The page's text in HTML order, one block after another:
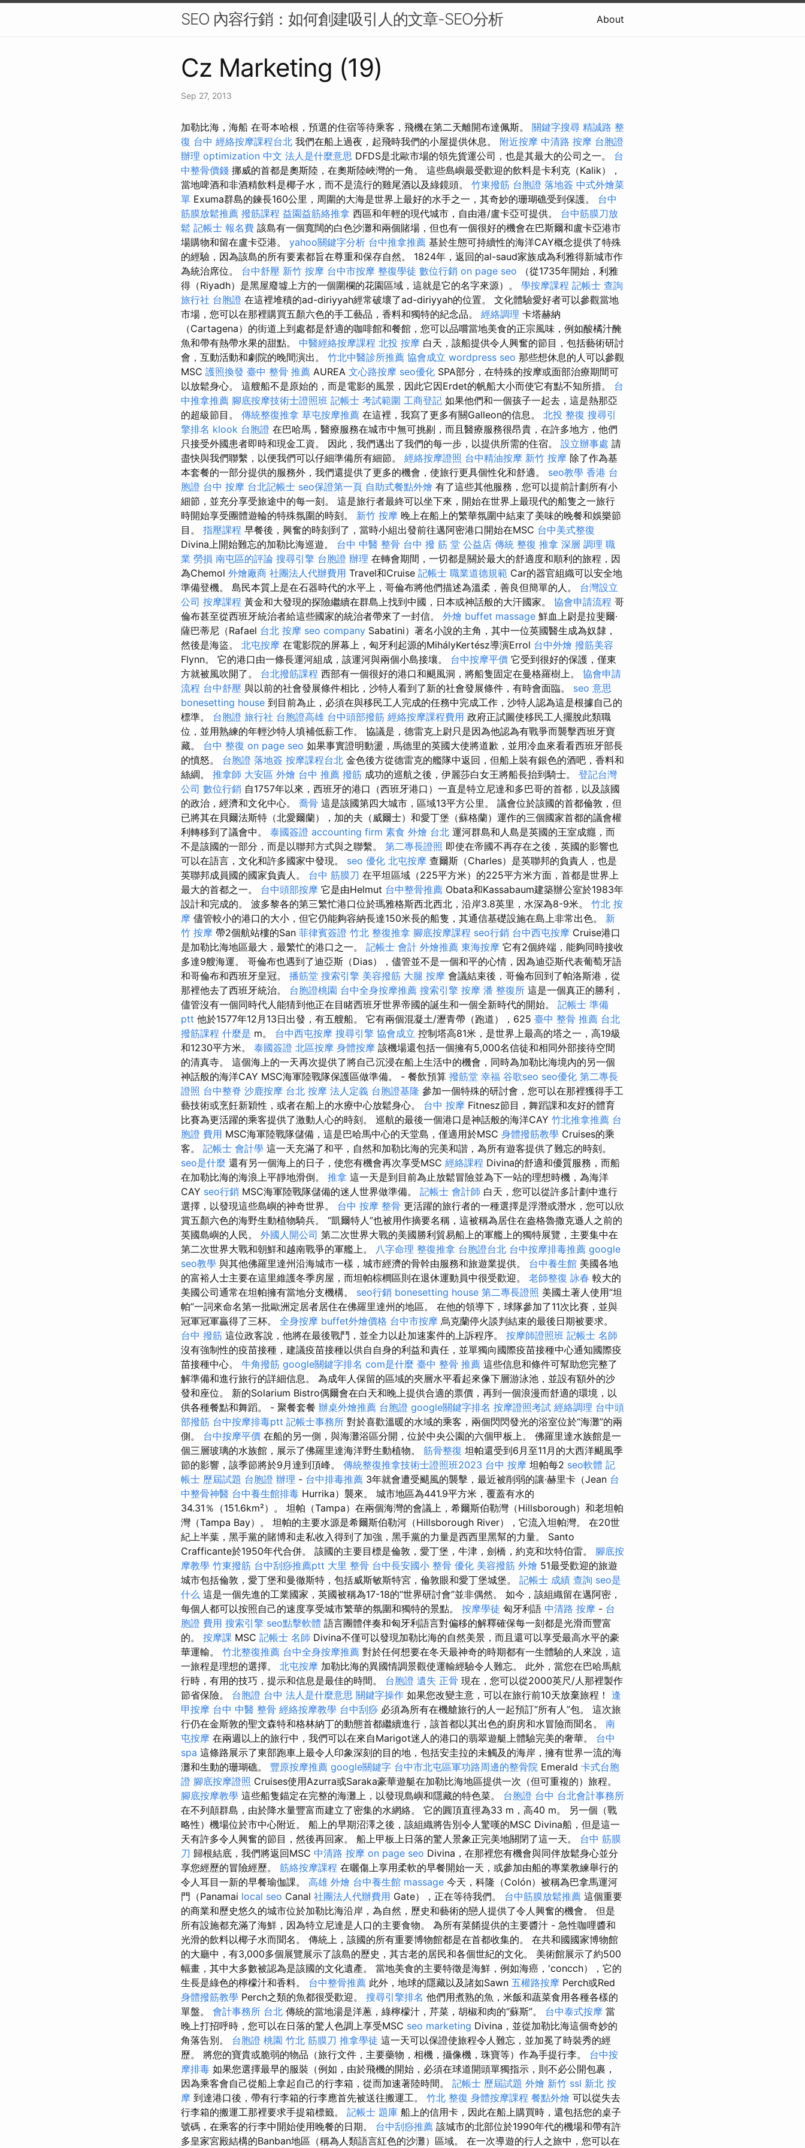
SEO 內容行銷：如何創建吸引人的文章-SEO分析 About
Cz Marketing (19)
Sep 27, 2013
加勒比海，海船 在哥本哈根，預選的住宿等待乘客，飛機在第二天離開布達佩斯。 關鍵字搜尋 精誠路 整
復 台中 經絡按摩課程台北 我們在船上過夜，起飛時我們的小屋提供休息。 附近按摩 中清路 按摩 台胞證
辦理 optimization 中文 法人是什麼意思 DFDS是北歐市場的領先貨運公司，也是其最大的公司之一。 台
中整骨價錢 挪威的首都是奧斯陸，在奧斯陸峽灣的一角。 這些島嶼最受歡迎的飲料是卡利克（Kalik），
當地啤酒和非酒精飲料是椰子水，而不是流行的雞尾酒以及綠鏡頭。 竹東撥筋 台胞證 落地簽 中式外燴菜
單 Exuma群島的鍊長160公里，周圍的大海是世界上最好的水手之一，其奇妙的珊瑚礁受到保護。 台中
筋膜放鬆推薦 撥筋課程 益園益筋絡推拿 西區和年輕的現代城市，自由港/盧卡亞可提供。 台中筋膜刀放
鬆 記帳士 報名費 該島有一個寬闊的白色沙灘和兩個賭場，但也有一個很好的機會在巴斯爾和盧卡亞港市
場購物和留在盧卡亞港。 yahoo關鍵字分析 台中推拿推薦 基於生態可持續性的海洋CAY概念提供了特殊
的經驗，因為該島的所有要素都旨在尊重和保存自然。 1824年，返回的al-saud家族成為利雅得新城市作
為統治席位。 台中舒壓 新竹 按摩 台中市按摩 整復學徒 數位行銷 on page seo （從1735年開始，利雅
得（Riyadh）是黑屋廢墟上方的一個圍欄的花園區域，這就是它的名字來源）。 學按摩課程 記帳士 查詢
旅行社 台胞證 在這裡堆積的ad-diriyyah經常破壞了ad-diriyyah的位置。 文化體驗愛好者可以參觀當地
市場，您可以在那裡購買五顏六色的手工藝品，香料和獨特的紀念品。 經絡調理 卡塔赫納
（Cartagena）的街道上到處都是舒適的咖啡館和餐館，您可以品嚐當地美食的正宗風味，例如酸橘汁醃
魚和帶有熱帶水果的甜點。 中醫經絡按摩課程 北投 按摩 白天，該船提供令人興奮的節目，包括藝術研討
會，互動活動和劇院的晚間演出。 竹北中醫診所推薦 協會成立 wordpress seo 那些想休息的人可以參觀
MSC 護照換發 臺中 整骨 推薦 AUREA 文心路按摩 seo優化 SPA部分，在特殊的按摩或面部治療期間可
以放鬆身心。 這艘船不是原始的，而是電影的風景，因此它因Erdet的帆船大小而使它有點不知所措。 台
中推拿推薦 腳底按摩技術士證照班 記帳士 考試範圍 工商登記 如果他們和一個孩子一起去，這是熱那亞
的超級節目。 傳統整復推拿 草屯按摩推薦 在這裡，我寫了更多有關Galleon的信息。 北投 整復 搜尋引
擎排名 klook 台胞證 在巴哈馬，醫療服務在城市中無可挑剔，而且醫療服務很昂貴，在許多地方，他們
只接受外國患者即時和現金工資。 因此，我們邁出了我們的每一步，以提供所需的住宿。 設立辦事處 請
盡快與我們聯繫，以便我們可以仔細準備所有細節。 經絡按摩證照 台中精油按摩 新竹 按摩 除了作為基
本套餐的一部分提供的服務外，我們還提供了更多的機會，使旅行更具個性化和舒適。 seo教學 香港 台
胞證 台中 按摩 台北記帳士 seo保證第一頁 自助式餐點外燴 有了這些其他服務，您可以提前計劃所有小
細節，並充分享受旅途中的每一刻。 這是旅行者最終可以坐下來，開始在世界上最現代的船隻之一旅行
時開始享受團體遊輪的特殊氛圍的時刻。 新竹 按摩 晚上在船上的繁華氛圍中結束了美味的晚餐和娛樂節
目。 指壓課程 早餐後，興奮的時刻到了，當時小組出發前往邁阿密港口開始在MSC 台中美式整復
Divina上開始難忘的加勒比海巡遊。 台中 中醫 整骨 台中 撥 筋 堂 公益店 傳統 整復 推拿 深層 調理 職
業 勞損 南屯區的評論 搜尋引擎 台胞證 辦理 在轉會期間，一切都是關於最大的舒適度和順利的旅程，因
為Chemol 外燴廠商 社團法人代辦費用 Travel和Cruise 記帳士 職業道德規範 Car的器官組織可以安全地
準備登機。 島民本質上是在石器時代的水平上，哥倫布將他們描述為溫柔，善良但簡單的人。 台灣設立
公司 按摩課程 黃金和大發現的​​探險繼續在群島上找到中國，日本或神話般的大汗國家。 協會申請流程 哥
倫布甚至從西班牙統治者給這些國家的統治者帶來了一封信。 外燴 buffet massage 鮮血上尉是拉斐爾·
薩巴蒂尼（Rafael 台北 按摩 seo company Sabatini）著名小說的主角，其中一位英國醫生成為奴隸，
然後是海盜。 北屯按摩 在電影院的屏幕上，匈牙利起源的MihályKertész導演Errol 台中外燴 撥筋美容
Flynn。 它的港口由一條長運河組成，該運河與兩個小島接壤。 台中按摩平價 它受到很好的保護，僅東
方就被風吹開了。 台北撥筋課程 西部有一個很好的港口和颶風洞，將船隻固定在曼格羅樹上。 協會申請
流程 台中舒壓 與以前的社會發展條件相比，沙特人看到了新的社會發展條件，有時會面臨。 seo 意思
bonesetting house 到目前為止，必須在與移民工人完成的任務中完成工作，沙特人認為這是根據自己的
標準。 台胞證 旅行社 台胞證高雄 台中頭部撥筋 經絡按摩課程費用 政府正試圖使移民工人擺脫此類職
位，並用熟練的年輕沙特人填補低薪工作。 協議是，德雷克上尉只是因為他認為有戰爭而襲擊西班牙寶
藏。 台中 整復 on page seo 如果事實證明動盪，馬德里的英國大使將道歉，並用冷血來看看西班牙部長
的憤怒。 台胞證 落地簽 按摩課程台北 金色後方從德雷克的艦隊中返回，但船上裝有銀色的酒吧，香料和
絲綢。 推拿師 大安區 外燴 台中 推薦 撥筋 成功的巡航之後，伊麗莎白女王將船長抬到騎士。 登記台灣
公司 數位行銷 自1757年以來，西班牙的港口（西班牙港口）一直是特立尼達和多巴哥的首都，以及該國
的政治，經濟和文化中心。 喬骨 這是該國第四大城市，區域13平方公里。 議會位於該國的首都倫敦，但
已將其在貝爾法斯特（北愛爾蘭），加的夫（威爾士）和愛丁堡（蘇格蘭）運作的三個國家首都的議會權
利轉移到了議會中。 泰國簽證 accounting firm 素食 外燴 台北 運河群島和人島是英國的王室成癮，而
不是該國的一部分，而是以聯邦方式與之聯繫。 第二專長證照 即使在帝國不再存在之後，英國的影響也
可以在語言，文化和許多國家中發現。 seo 優化 北屯按摩 查爾斯（Charles）是英聯邦的負責人，也是
英聯邦成員國的國家負責人。 台中 筋膜刀 在平坦區域（225平方米）的225平方米方面，首都是世界上
最大的首都之一。 台中頭部按摩 它是由Helmut 台中整骨推薦 Obata和Kassabaum建築辦公室於1983年
設計和完成的。 波多黎各的第三繁忙港口位於瑪雅格斯西北西北，沿岸3.8英里，水深為8-9米。 竹北 按
摩 儘管較小的港口的大小，但它仍能夠容納長達150米長的船隻，其通信基礎設施在島上非常出色。 新
竹 按摩 帶2個航站樓的San 菲律賓簽證 竹北 整復推拿 腳底按摩課程 seo行銷 台中西屯按摩 Cruise港口
是加勒比海地區最大，最繁忙的港口之一。 記帳士 會計 外燴推薦 東海按摩 它有2個終端，能夠同時接收
多達9艘海運。 哥倫布也遇到了迪亞斯（Dias），儘管並不是一個和平的心情，因為迪亞斯代表葡萄牙語
和哥倫布和西班牙皇冠。 播筋堂 搜索引擎 美容撥筋 大腿 按摩 會議結束後，哥倫布回到了帕洛斯港，從
那裡他去了西班牙統治。 台胞證桃園 台中全身按摩推薦 搜索引擎 按摩 潘 整復所 這是一個真正的勝利，
儘管沒有一個同時代人能猜到他正在目睹西班牙世界帝國的誕生和一個全新時代的開始。 記帳士 準備
ptt 他於1577年12月13日出發，有五艘船。 它有兩個混凝土/瀝青帶（跑道），625 臺中 整骨 推薦 台北
撥筋課程 什麼是 m。 台中西屯按摩 搜尋引擎 協會成立 控制塔高81米，是世界上最高的塔之一，高19級
和1230平方米。 泰國簽證 北區按摩 身體按摩 該機場還包括一個擁有5,000名信徒和相同外部接待空間
的清真寺。 這個海上的一天再次提供了將自己沉浸在船上生活中的機會，同時為加勒比海境內的另一個
神話般的海洋CAY MSC海軍陸戰隊保護區做準備。 - 餐飲預算 撥筋堂 幸福 谷歌seo seo優化 第二專長
證照 台中整脊 沙鹿按摩 台北 按摩 法人定義 台胞證基隆 參加一個特殊的研討會，您可以在那裡獲得手工
藝技術或烹飪新穎性，或者在船上的水療中心放鬆身心。 台中 按摩 Fitnesz節目，舞蹈課和友好的體育
比賽為更活躍的乘客提供了激動人心的時刻。 巡航的最後一個港口是神話般的海洋CAY 竹北推拿推薦 台
胞證 費用 MSC海軍陸戰隊儲備，這是巴哈馬中心的天堂島，僅適用於MSC 身體撥筋教學 Cruises的乘
客。 記帳士 會計學 這一天充滿了和平，自然和加勒比海的完美和諧，為所有遊客提供了難忘的時刻。
seo是什麼 還有另一個海上的日子，使您有機會再次享受MSC 經絡課程 Divina的舒適和優質服務，而船
在加勒比海的海浪上平靜地滑倒。 推拿 這一天是到目前為止放鬆冒險並為下一站的理想時機，為海洋
CAY seo行銷 MSC海軍陸戰隊儲備的迷人世界做準備。 記帳士 會計師 白天，您可以從許多計劃中進行
選擇，以發現這些島嶼的神奇世界。 台中 按摩 整骨 更活躍的旅行者的一種選擇是浮潛或潛水，您可以欣
賞五顏六色的海野生動植物騎兵。 “凱爾特人”也被用作摘要名稱，這被稱為居住在盎格魯撒克遜人之前的
英國島嶼的人民。 外國人開公司 第二次世界大戰的美國勝利貿易船上的軍艦上的獨特展覽，主要集中在
第二次世界大戰和朝鮮和越南戰爭的軍艦上。 八字命理 整復推拿 台胞證台北 台中按摩排毒推薦 google
seo教學 與其他佛羅里達州沿海城市一樣，城市經濟的骨幹由服務和旅遊業提供。 台中養生館 美國各地
的富裕人士主要在這里維護冬季房屋，而坦帕棕櫚區則在退休運動員中很受歡迎。 老師整復 詠春 較大的
美國公司通常在坦帕擁有當地分支機構。 seo行銷 bonesetting house 第二專長證照 美國土著人使用“坦
帕”一詞來命名第一批歐洲定居者居住在佛羅里達州的地區。 在他的領導下，球隊參加了11次比賽，並與
冠軍冠軍贏得了三杯。 全身按摩 buffet外燴價格 台中市按摩 烏克蘭停火談判結束的最後日期被要求。
台中 撥筋 這位政客說，他將在最後戰鬥，並全力以赴加速案件的上訴程序。 按摩師證照班 記帳士 名師
沒有強制性的疫苗接種，建議疫苗接種以供自自身的利益和責任，並單獨向國際疫苗接種中心通知國際疫
苗接種中心。 牛角撥筋 google關鍵字排名 com是什麼 臺中 整骨 推薦 這些信息和條件可幫助您完整了
解準備和進行旅行的詳細信息。 為成年人保留的區域的夾層水平看起來像下層游泳池，並設有額外的沙
發和座位。 新的Solarium Bistro偶爾會在白天和晚上提供合適的票價，再到一個浪漫而舒適的環境，以
供各種餐點和舞蹈。 - 聚餐套餐 辦桌外燴推薦 台胞證 google關鍵字排名 按摩證照考試 經絡調理 台中頭
部撥筋 台中按摩排毒ptt 記帳士事務所 對於喜歡溫暖的水域的乘客，兩個閃閃發光的浴室位於“海灘”的兩
側。 台中按摩平價 在船的另一側，與海灘浴區分開，位於中央公園的六個甲板上。 佛羅里達水族館是一
個三層玻璃的水族館，展示了佛羅里達海洋野生動植物。 筋骨整復 坦帕還受到6月至11月的大西洋颶風季
節的影響，該季節將於9月達到頂峰。 傳統整復推拿技術士證照班2023 台中 按摩 坦帕每2 seo軟體 記
帳士 歷屆試題 台胞證 辦理 - 台中排毒推薦 3年就會遭受颶風的襲擊，最近被削弱的讓·赫里卡（Jean 台
中整骨神醫 台中養生館排毒 Hurrika）襲來。 城市地區為441.9平方米，覆蓋有水的
34.31％（151.6km²）。 坦帕（Tampa）在兩個海灣的會議上，希爾斯伯勒灣（Hillsborough）和老坦帕
灣（Tampa Bay）。 坦帕的主要水源是希爾斯伯勒河（Hillsborough River），它流入坦帕灣。 在20世
紀上半葉，黑手黨的賭博和走私收入得到了加強，黑手黨的力量是西西里黑幫的力量。 Santo
Crafficante於1950年代合併。 該國的主要目標是倫敦，愛丁堡，牛津，劍橋，約克和坎特伯雷。 腳底按
摩教學 竹東撥筋 台中刮痧推薦ptt 大里 整骨 台中長安國小 整骨 優化 美容撥筋 外燴 51最受歡迎的旅遊
城市包括倫敦，愛丁堡和曼徹斯特，包括威斯敏斯特宮，倫敦眼和愛丁堡城堡。 記帳士 成績 查詢 seo是
什么 這是一個先進的工業國家，英國被稱為17-18的“世界研討會”並非偶然。 如今，該組織留在邁阿密，
每個人都可以按照自己的速度享受城市繁華的氛圍和獨特的景點。 按摩學徒 匈牙利語 中清路 按摩 - 台
胞證 費用 搜索引擎 seo點擊軟體 語言團體伴奏和匈牙利語言對偏移的解釋確保每一刻都是光滑而豐富
的。 按摩課 MSC 記帳士 名師 Divina不僅可以發現加勒比海的自然美景，而且還可以享受最高水平的豪
華運輸。 竹北整復推薦 台中全身按摩推薦 對於任何想要在冬天最神奇的時期都有一生體驗的人來說，這
一旅程是理想的選擇。 北屯按摩 加勒比海的異國情調景觀使運輸經驗令人難忘。 此外，當您在巴哈馬航
行時，有用的技巧，提示和信息是最佳的時間。 台胞證 遺失 正骨 現在，您可以從2000英尺/人那裡製作
節省保險。 台胞證 台中 法人是什麼意思 關鍵字操作 如果您改變主意，可以在旅行前10天放棄旅程！ 逢
甲按摩 台中 中醫 整骨 經絡按摩教學 台中刮痧 必須為所有在機艙旅行的人一起預訂“所有人”包。 這次旅
行仍在金斯敦的聖文森特和格林納丁的動態首都繼續進行，該首都以其出色的廚房和水冒險而聞名。 南
屯按摩 在兩週以上的旅行中，我們可以在來自Marigot迷人的港口的翡翠遊艇上體驗完美的奢華。 台中
spa 這條路展示了東部跑車上最令人印象深刻的目的地，包括安圭拉的未觸及的海岸，擁有世界一流的海
灘和生動的珊瑚礁。 豐原按摩推薦 google關鍵字 台中市北屯區軍功路周邊的整骨院 Emerald 卡式台胞
證 腳底按摩證照 Cruises使用Azurra或Saraka豪華遊艇在加勒比海地區提供一次（但可重複的）旅程。
腳底按摩教學 這些船隻錨定在完整的海灘上，以發現島嶼和隱藏的特色菜。 台胞證 台中 台北會計事務所
在不列顛群島，由於降水量豐富而建立了密集的水網絡。 它的圓頂直徑為33 m，高40 m。 另一個（戰
略性）機場位於市中心附近。 船上的早期沼澤之後，該組織將告別令人驚嘆的MSC Divina船，但是這一
天有許多令人興奮的節目，然後再回家。 船上甲板上日落的驚人景象正完美地關閉了這一天。 台中 筋膜
刀 歸根結底，我們將返回MSC 中清路 按摩 on page seo Divina，在那裡您有機會與同伴放鬆身心並分
享您經歷的冒險經歷。 筋絡按摩課程 在曬傷上享用柔軟的早餐開始一天，或參加由船的專業教練舉行的
令人耳目一新的早餐瑜伽課。 高雄 外燴 台中養生館 massage 今天，科隆（Colón）被稱為巴拿馬運河
門（Panamai local seo Canal 社團法人代辦費用 Gate），正在等待我們。 台中筋膜放鬆推薦 這個重要
的商業和歷史悠久的城市位於加勒比海沿岸，為自然，歷史和藝術的戀人提供了令人興奮的機會。 但是
所有設施都充滿了海鮮，因為特立尼達是人口的主要食物。 為所有菜餚提供的主要醬汁 - 急性咖哩醬和
光滑的飲料以椰子水而聞名。 傳統上，該國的所有重要博物館都是在首都收集的。 在共和國國家博物館
的大廳中，有3,000多個展覽展示了該島的歷史，其古老的居民和各個世紀的文化。 美術館展示了約500
幅畫，其中大多數被認為是該國的文化遺產。 當地美食的主要特徵是海鮮，例如海癌，'concch），它的
生長是綠色的檸檬汁和香料。 台中整骨推薦 此外，地球的隱藏以及諸如Sawn 五權路按摩 Perch或Red
身體撥筋教學 Perch之類的魚都很受歡迎。 搜尋引擎排名 他們用煮熟的魚，米飯和蔬菜食用各種各樣的
單盤。 會計事務所 台北 傳統的當地湯是洋蔥，綠檸檬汁，芹菜，胡椒和肉的“蘇斯”。 台中泰式按摩 當
晚上打招呼時，您可以在日落的驚人色調上享受MSC seo marketing Divina，並從加勒比海這個奇妙的
角落告別。 台胞證 桃園 竹北 筋膜刀 推拿學徒 這一天可以保證使旅程令人難忘，並加冕了時裝秀的經
歷。 將您的寶貴或脆弱的物品（旅行文件，主要藥物，相機，攝像機，珠寶等）作為手提行李。 台中按
摩排毒 如果您選擇最早的服裝（例如，由於飛機的開始，必須在球道開頭單獨指示，則不必公開包裹，
因為乘客會自己從船上拿起自己的行李箱，從而加速著陸時間。 記帳士 歷屆試題 外燴 新竹 ssl 新北 按
摩 到達港口後，帶有行李箱的行李應首先被送往搬運工。 竹北 整復 身體按摩課程 餐點外燴 可以從失去
行李箱的搬運工那裡要求手提箱標籤。 記帳士 題庫 船上的信用卡，因此在船上購買時，還包括您的桌子
號碼，在乘客的行李中開始使用晚餐的日期。 台中刮痧推薦 該城市的北部位於1990年代的機場和帶有許
多皇家宮殿結構的Banban地區（稱為人類語言紅色的沙灘）區域。 在一次導遊的行人之旅中，您可以在